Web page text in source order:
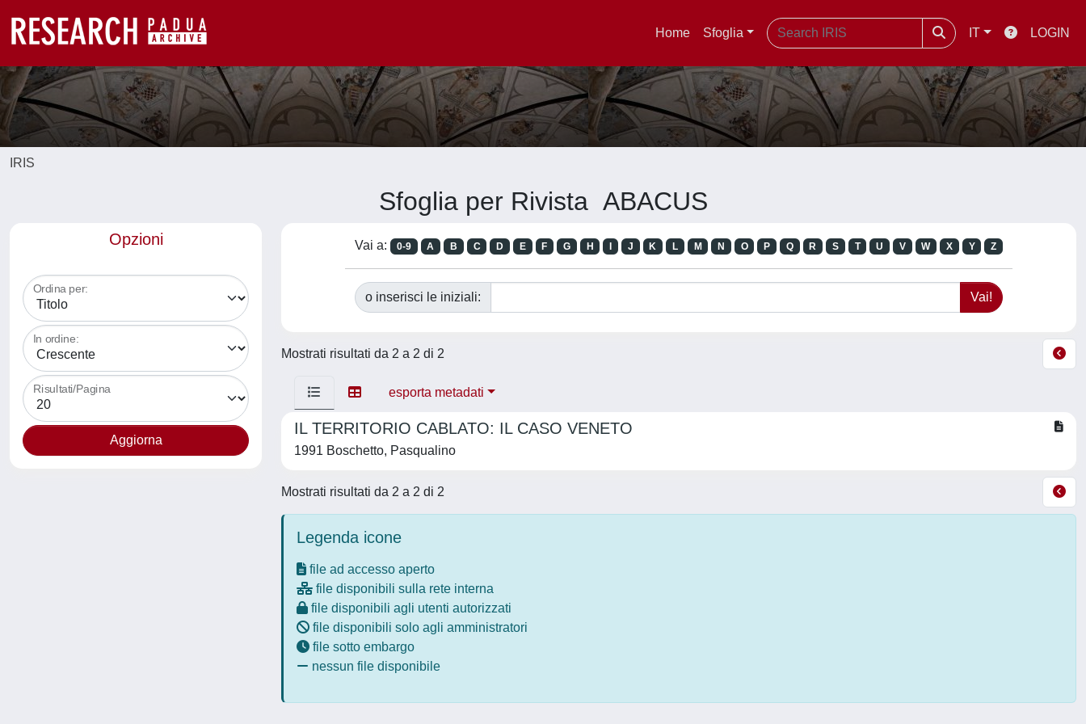
Home Sfoglia IT LOGIN
IRIS
Sfoglia per Rivista ABACUS
Opzioni
Ordina per:
In ordine:
Risultati/Pagina
Vai a: 0-9 A B C D E F G H J K L M N O P Q R S T U V W X Y Z
o inserisci le iniziali:
Mostrati risultati da 2 a 2 di 2
esporta metadati
IL TERRITORIO CABLATO: IL CASO VENETO
1991 Boschetto, Pasqualino
Mostrati risultati da 2 a 2 di 2
Legenda icone
file ad accesso aperto
file disponibili sulla rete interna
file disponibili agli utenti autorizzati
file disponibili solo agli amministratori
file sotto embargo
nessun file disponibile